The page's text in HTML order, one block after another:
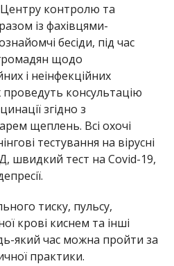
Центру контролю та
із фахівцями-
бесіди, під час
щодо
і неінфекційних
консультацію
згідно з
щеплень. Всі охочі
тестування на вірусні
швидкий тест на Covid-19,
тиску, пульсу,
крові киснем та інші
який час можна пройти за
практики.